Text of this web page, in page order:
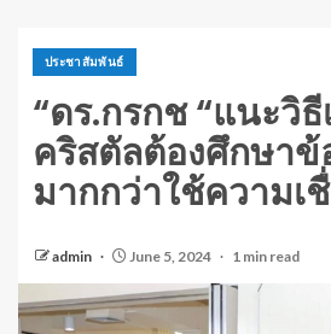
ประชาสัมพันธ์
“ดร.กรกช “แนะวิ
คริสตัลต้องศึกษา
มากกว่าใช้ความเ
admin June 5, 2024 1 min read